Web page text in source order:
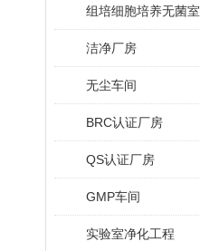
组培细胞培养无菌室
洁净厂房
无尘车间
BRC认证厂房
QS认证厂房
GMP车间
实验室净化工程